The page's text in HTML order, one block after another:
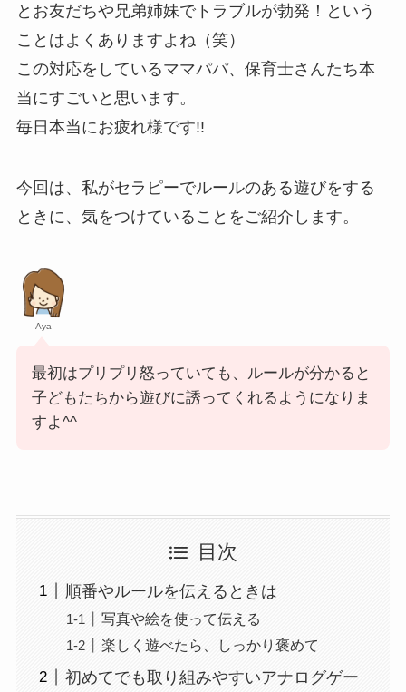
とお友だちや兄弟姉妹でトラブルが勃発！という
ことはよくありますよね（笑）
この対応をしているママパパ、保育士さんたち本
当にすごいと思います。
毎日本当にお疲れ様です!!
今回は、私がセラピーでルールのある遊びをする
ときに、気をつけていることをご紹介します。
Aya
最初はプリプリ怒っていても、ルールが分かると
子どもたちから遊びに誘ってくれるようになりま
すよ^^
目次
順番やルールを伝えるときは
写真や絵を使って伝える
楽しく遊べたら、しっかり褒めて
初めてでも取り組みやすいアナログゲー